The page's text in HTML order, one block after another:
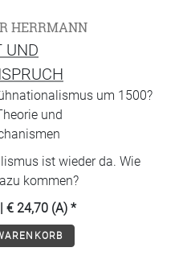
HERRMANN
UND
um 1500?
und
ist wieder da. Wie
kommen?
€ 24,70 (A) *